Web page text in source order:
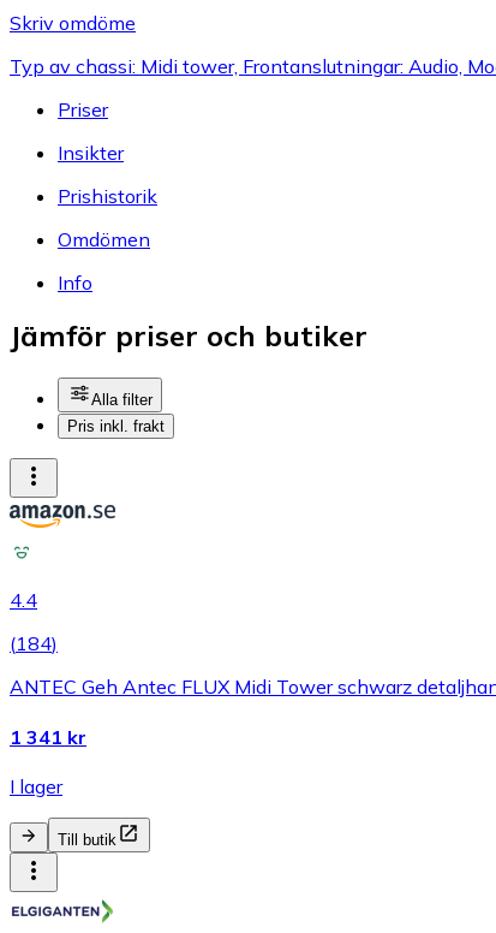
Skriv omdöme
Typ av chassi: Midi tower, Frontanslutningar: Audio,
Priser
Insikter
Prishistorik
Omdömen
Info
Jämför priser och butiker
Alla filter
Pris inkl. frakt
4.4
(184)
ANTEC Geh Antec FLUX Midi Tower schwarz
1 341 kr
I lager
Till butik